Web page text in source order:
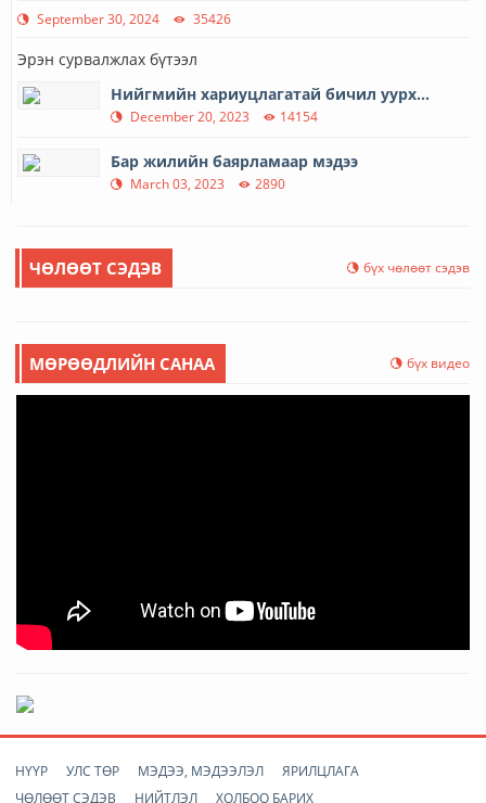
September 30, 2024 35426
Эрэн сурвалжлах бүтээл
Нийгмийн хариуцлагатай бичил уурх...
December 20, 2023 14154
Бар жилийн баярламаар мэдээ
March 03, 2023 2890
ЧӨЛӨӨТ СЭДЭВ бүх чөлөөт сэдэв
МӨРӨӨДЛИЙН САНАА бүх видео
НҮҮР УЛС ТӨР МЭДЭЭ, МЭДЭЭЛЭЛ
ЯРИЛЦЛАГА
ЧӨЛӨӨТ СЭДЭВ
НИЙТЛЭЛ ХОЛБОО БАРИХ